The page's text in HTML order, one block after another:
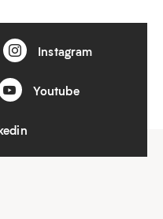
Instagram
Youtube